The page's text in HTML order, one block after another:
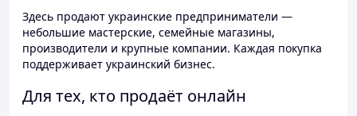
Здесь продают украинские предприниматели —
небольшие мастерские, семейные магазины,
производители и крупные компании. Каждая покупка
поддерживает украинский бизнес.
Для тех, кто продаёт онлайн